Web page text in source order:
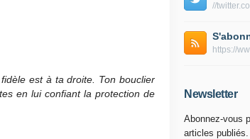
est à ta droite. Ton bouclier
en lui confiant la protection de
//
https://
Newsletter
Abonnez-vous
articles publiés.